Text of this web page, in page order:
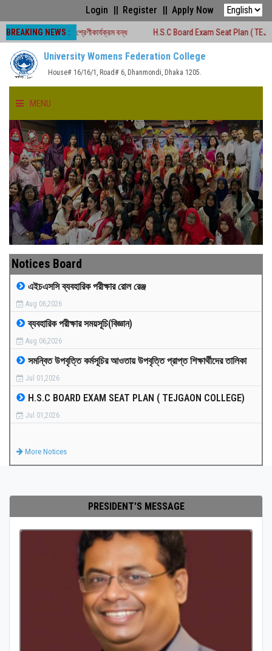
Login Register Apply Now
BREAKING NEWS :
সময়ে শ্রেণীকার্যক্রম বন্ধ H.S.C Board Exam Seat Plan ( TEJGAON
University Womens Federation College
House# 16/16/1, Road# 6, Dhanmondi, Dhaka 1205.
MENU
HOME
ABOUT US
FACULTIES
ACADEMICS
GALLERY
MEDIA
PAYMENT
CO-CURRICULUM
RESULTS
Notices Board
এইচএসসি ব্যবহারিক পরীক্ষার রোল রেঞ্জ
Aug 06,2026
ব্যবহারিক পরীক্ষার সময়সূচি(বিজ্ঞান)
Aug 06,2026
সমন্বিত উপবৃত্তি কর্মসূচির আওতায় উপবৃত্তি প্রাপ্ত শিক্ষার্থীদের তালিকা
Jul 01,2026
H.S.C BOARD EXAM SEAT PLAN ( TEJGAON COLLEGE)
Jul 01,2026
More Notices
PRESIDENT'S MESSAGE